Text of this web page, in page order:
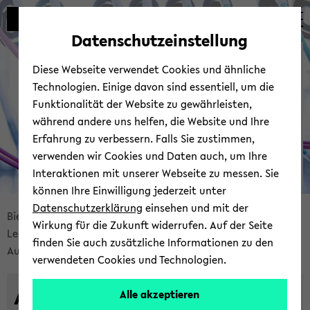
Automatische
vermeiden
zum
wechseln
zum
wechseln
zum
wechseln
Bread­
crumb
über­
sprin­
und
Bie­le­fel­der IT-​Servicezentrum
Ser­vices
Lehr- & Lern­un­ter­stüt­zung
Au­to­ma­ti­sche Ver­an­stal­tungs­auf­zeich­nun­gen
Servicezentrum
© Uni­ver­si­tät Bie­le­feld | BITS
Au­to­ma­ti­sche Ver­an­stal­
Datenschutzeinstellung
Diese Webseite verwendet Cookies und ähnliche
Technologien. Einige davon sind essentiell, um die
Funktionalität der Website zu gewährleisten,
während andere uns helfen, die Website und Ihre
Erfahrung zu verbessern. Falls Sie zustimmen,
verwenden wir Cookies und Daten auch, um Ihre
Interaktionen mit unserer Webseite zu messen. Sie
können Ihre Einwilligung jederzeit unter
Datenschutzerklärung einsehen und mit der
Wirkung für die Zukunft widerrufen. Auf der Seite
finden Sie auch zusätzliche Informationen zu den
verwendeten Cookies und Technologien.
Alle akzeptieren